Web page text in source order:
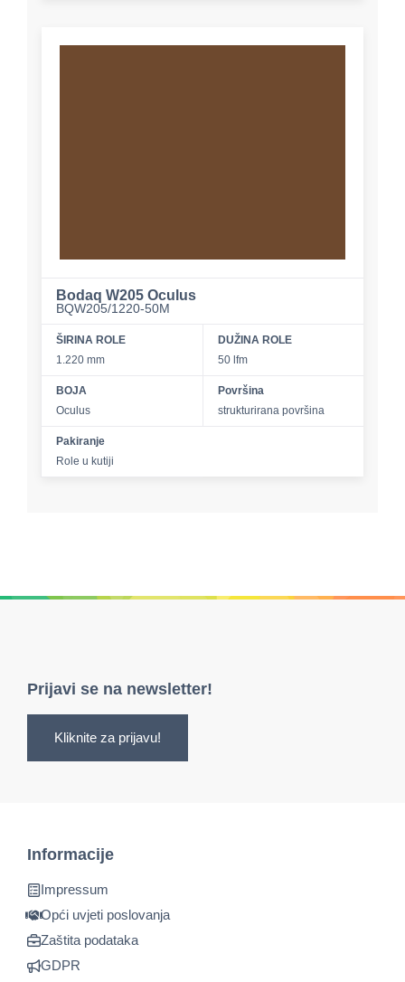
Bodaq W205 Oculus
BQW205/1220-50M
ŠIRINA ROLE
1.220 mm
DUŽINA ROLE
50 lfm
BOJA
Oculus
Površina
strukturirana površina
Pakiranje
Role u kutiji
Prijavi se na newsletter!
Kliknite za prijavu!
Informacije
Impressum
Opći uvjeti poslovanja
Zaštita podataka
GDPR